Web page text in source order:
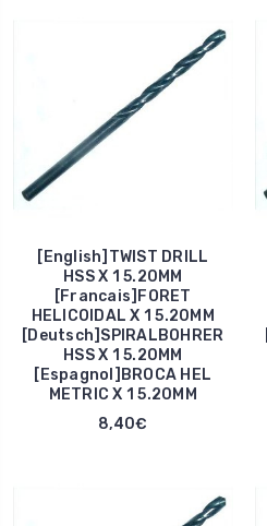
[English]TWIST DRILL
HSS X 1 5.20MM
[Francais]FORET
HELICOIDAL X 1 5.20MM
[Deutsch]SPIRALBOHRER
HSS X 1 5.20MM
[Espagnol]BROCA HEL
METRIC X 1 5.20MM
8,40€